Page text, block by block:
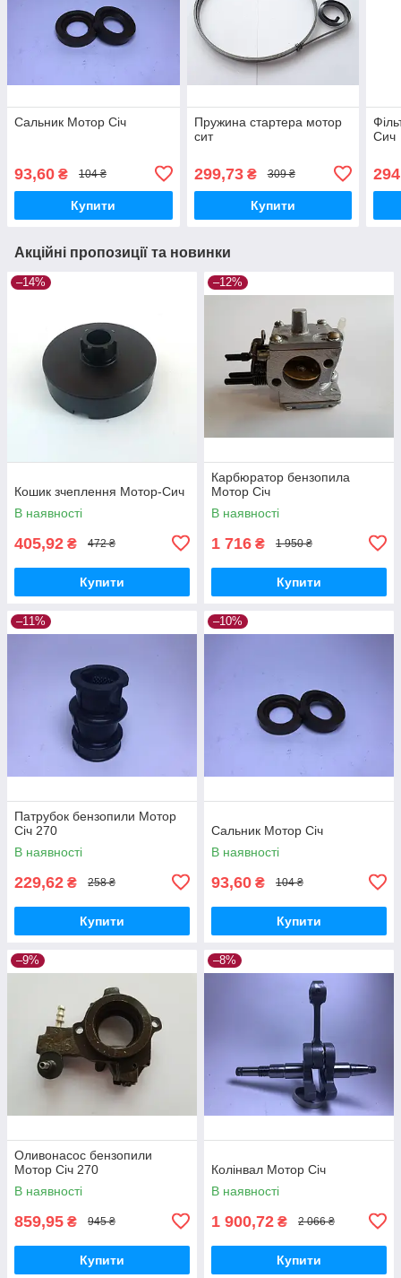
Сальник Мотор Січ
93,60 ₴ 104 ₴
Купити
Пружина стартера мотор
сит
299,73₴ 309 ₴
Купити
Сич
Акційні пропозиції та новинки
–14%
Кошик зчеплення Мотор-Сич
В наявності
405,92 ₴ 472 ₴
Купити
–12%
Карбюратор бензопила
Мотор Січ
В наявності
1 716 ₴ 1 950 ₴
Купити
–11%
Патрубок бензопили Мотор
Січ 270
В наявності
229,62 ₴ 258 ₴
Купити
–10%
Сальник Мотор Січ
В наявності
93,60 ₴ 104 ₴
Купити
–9%
Оливонасос бензопили
Мотор Січ 270
В наявності
859,95 ₴ 945 ₴
Купити
–8%
Колінвал Мотор Січ
В наявності
1 900,72 ₴ 2 066 ₴
Купити